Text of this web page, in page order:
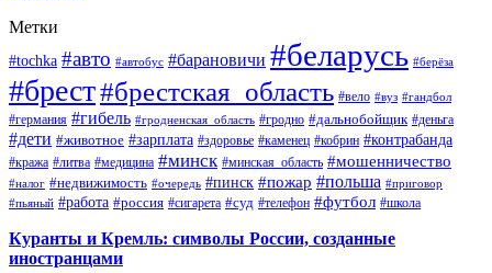
Метки
#tochka #авто #автобус #барановичи #беларусь #берёза
#брест#брестская_область #вело #вуз #гандбол
#германия #гибель #гродненская_область #гродно #дальнобойщик #деньга
#дети #животное #зарплата #здоровье #каменец #кобрин #контрабанда
#кража #литва #медицина #минск #минская_область #мошенничество
#налог #недвижимость #очередь #пинск #пожар #польша #приговор
#пьяный #работа #россия #сигарета #суд #телефон #футбол #школа
Куранты и Кремль: символы России, созданные
иностранцами